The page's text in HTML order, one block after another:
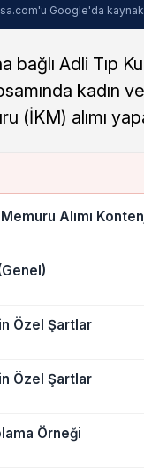
Google'da
bağlı Adli Tıp
kadın
(İKM) alımı
Alımı
Özel Şartlar
Özel Şartlar
Örneği